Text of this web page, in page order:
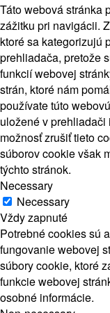
Táto webová stránka
zážitku pri navigácii.
ktoré sa kategorizujú
prehliadača, pretože
funkcií webovej
strán, ktoré nám
používate túto
uložené v
možnosť zrušiť tieto
súborov cookie však
týchto stránok.
Necessary
Necessary
Vždy zapnuté
Potrebné cookies sú
fungovanie webovej
súbory cookie, ktoré
funkcie webovej
osobné informácie.